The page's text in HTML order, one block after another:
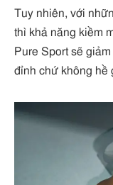
Tuy nhiên, với
thì khả năng kiềm
Pure Sport sẽ
đỉnh chứ không hề